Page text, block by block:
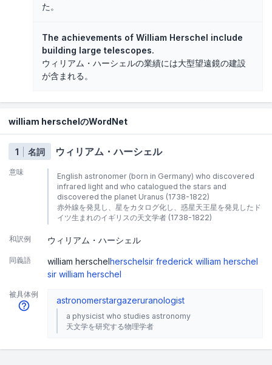
た。
The achievements of William Herschel include
building large telescopes.
ウィリアム・ハーシェルの業績には大型望遠鏡の建設
が含まれる。
william herschelのWordNet
1 名詞 ウィリアム・ハーシェル
意味
English astronomer (born in Germany) who discovered
infrared light and who catalogued the stars and
discovered the planet Uranus (1738-1822)
赤外線を発見し、星をカタログ化し、惑星天王星を発見したド
イツ生まれのイギリスの天文学者 (1738-1822)
和訳例 ウィリアム・ハーシェル
同義語 william herschelherschelsir frederick william herschel
sir william herschel
被具体例
astronomerstargazeruranologist
a physicist who studies astronomy
天文学を研究する物理学者